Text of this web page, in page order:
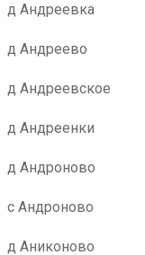
д Андреевка
д Андреево
д Андреевское
д Андреенки
д Андроново
с Андроново
д Аниконово